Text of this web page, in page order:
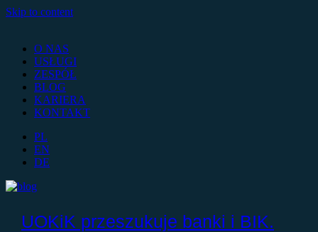
Skip to content
O NAS
USŁUGI
ZESPÓŁ
BLOG
KARIERA
KONTAKT
PL
EN
DE
UOKiK przeszukuje banki i BIK.